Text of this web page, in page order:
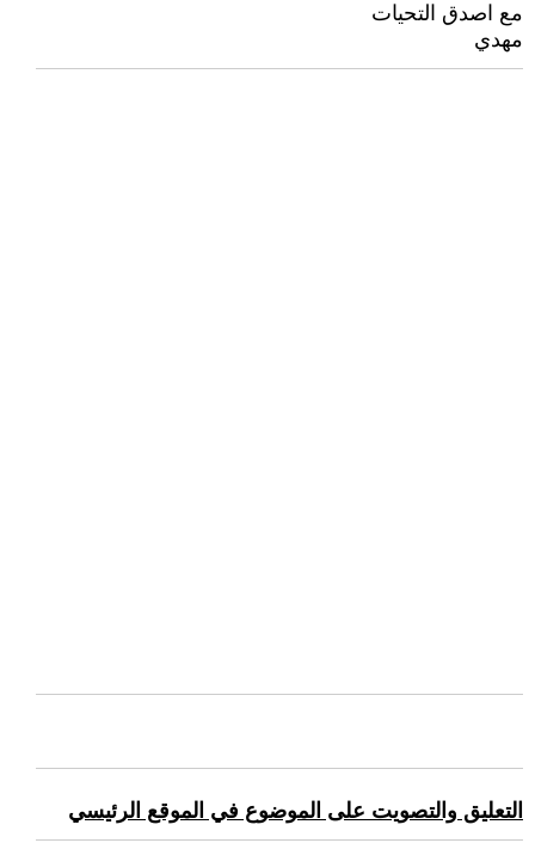
مع اصدق التحيات
مهدي
التعليق والتصويت على الموضوع في الموقع الرئيسي